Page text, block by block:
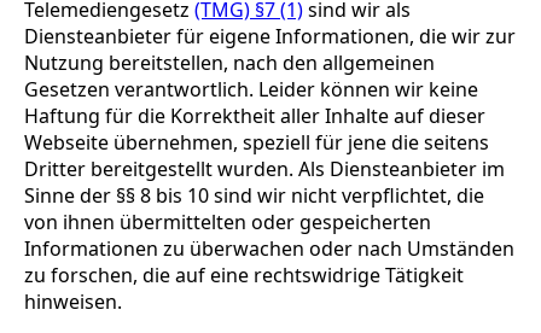
Telemediengesetz (TMG) §7 (1)sind wir als
Diensteanbieter für eigene Informationen, die wir zur
Nutzung bereitstellen, nach den allgemeinen
Gesetzen verantwortlich. Leider können wir keine
Haftung für die Korrektheit aller Inhalte auf dieser
Webseite übernehmen, speziell für jene die seitens
Dritter bereitgestellt wurden. Als Diensteanbieter im
Sinne der §§ 8 bis 10 sind wir nicht verpflichtet, die
von ihnen übermittelten oder gespeicherten
Informationen zu überwachen oder nach Umständen
zu forschen, die auf eine rechtswidrige Tätigkeit
hinweisen.